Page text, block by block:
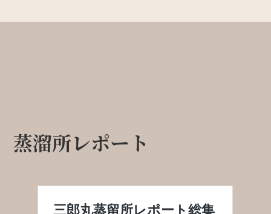
蒸溜所レポート